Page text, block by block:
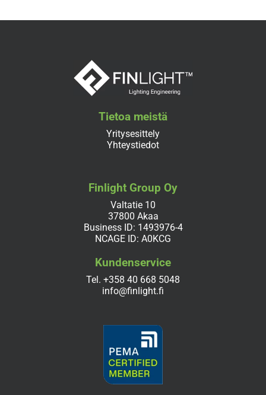
Tietoa meistä
Yritysesittely
Yhteystiedot
Finlight Group Oy
Valtatie 10
37800 Akaa
Business ID: 1493976-4
NCAGE ID: A0KCG
Kundenservice
Tel. +358 40 668 5048
info@finlight.fi